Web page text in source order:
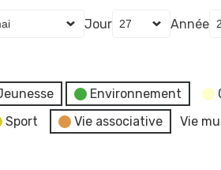
Jour
Année
Environnement
Sport Vie associative
Vie